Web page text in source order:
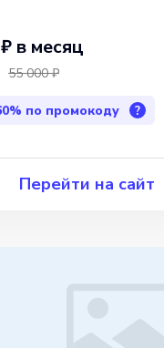
в месяц
55 000 ₽
по промокоду ?
Перейти на сайт